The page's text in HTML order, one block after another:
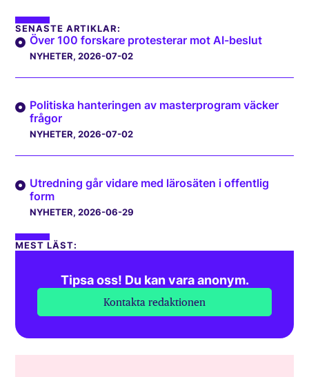
SENASTE ARTIKLAR:
Över 100 forskare protesterar mot AI-beslut
NYHETER, 2026-07-02
Politiska hanteringen av masterprogram väcker
frågor
NYHETER, 2026-07-02
Utredning går vidare med lärosäten i offentlig
form
NYHETER, 2026-06-29
MEST LÄST:
Tipsa oss! Du kan vara anonym.
Kontakta redaktionen